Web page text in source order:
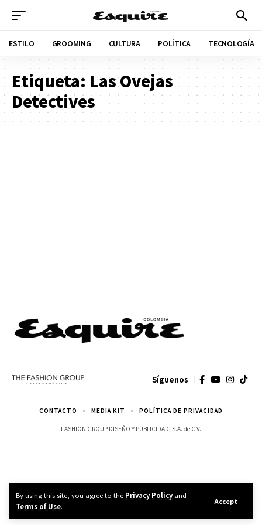
By using this site, you agree to the Privacy Policyand
Terms of Use.
Accept
ESTILO GROOMING CULTURA POLÍTICA TECNOLOGÍA
Etiqueta: Las Ovejas
Detectives
Síguenos
FASHION GROUP DISEÑO Y PUBLICIDAD, S.A. de C.V.
CONTACTO MEDIA KIT POLÍTICA DE PRIVACIDAD